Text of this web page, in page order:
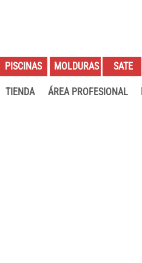
TIENDA ÁREA PROFESIONAL
PISCINAS MOLDURAS SATE